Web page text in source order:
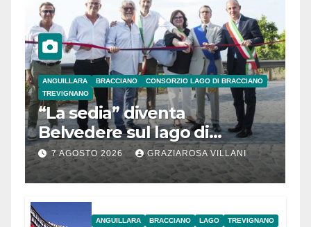
ANGUILLARA BRACCIANO
CONSORZIO LAGO DI BRACCIANO
TREVIGNANO
“La sedia” diventa
Belvedere sul lago di
Bracciano: ieri
l’inaugurazione
7 AGOSTO 2026 GRAZIAROSA VILLANI
ANGUILLARA BRACCIANO LAGO TREVIGNANO